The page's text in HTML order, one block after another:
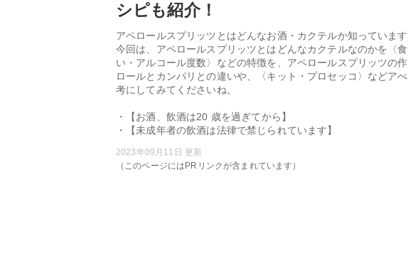
シピも紹介！
アペロールスプリッツとはどんなお酒・カクテルか知っていま
今回は、アペロールスプリッツとはどんなカクテルなのかを〈
い・アルコール度数〉などの特徴を、アペロールスプリッツの
ロールとカンパリとの違いや、〈キット・プロセッコ〉などア
考にしてみてくださいね。
・【お酒、飲酒は20 歳を過ぎてから】
・【未成年者の飲酒は法律で禁じられています】
2023年09月11日 更新
（このページにはPRリンクが含まれています）